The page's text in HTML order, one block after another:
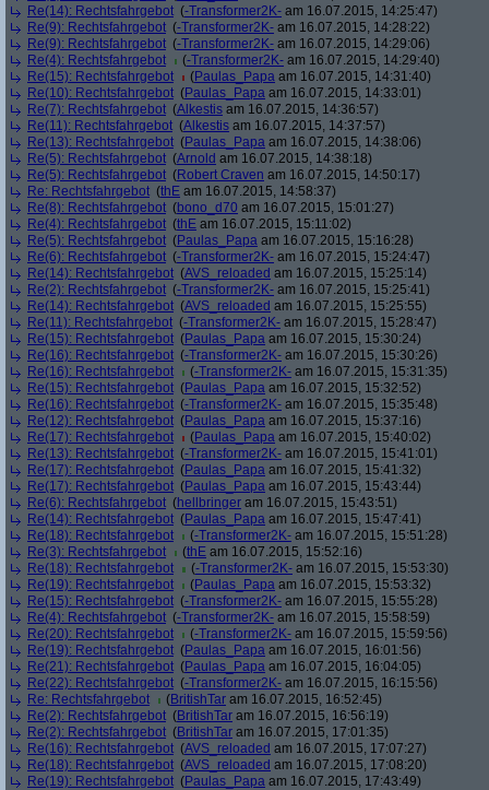
Re(14): Rechtsfahrgebot (-Transformer2K- am 16.07.2015, 14:25:47)
Re(9): Rechtsfahrgebot (-Transformer2K- am 16.07.2015, 14:28:22)
Re(9): Rechtsfahrgebot (-Transformer2K- am 16.07.2015, 14:29:06)
Re(4): Rechtsfahrgebot
(-Transformer2K- am 16.07.2015, 14:29:40)
Re(15): Rechtsfahrgebot
(Paulas_Papa am 16.07.2015, 14:31:40)
Re(10): Rechtsfahrgebot (Paulas_Papa am 16.07.2015, 14:33:01)
Re(7): Rechtsfahrgebot (Alkestis am 16.07.2015, 14:36:57)
Re(11): Rechtsfahrgebot (Alkestis am 16.07.2015, 14:37:57)
Re(13): Rechtsfahrgebot (Paulas_Papa am 16.07.2015, 14:38:06)
Re(5): Rechtsfahrgebot (Arnold am 16.07.2015, 14:38:18)
Re(5): Rechtsfahrgebot (Robert Craven am 16.07.2015, 14:50:17)
Re: Rechtsfahrgebot (thE am 16.07.2015, 14:58:37)
Re(8): Rechtsfahrgebot (bono_d70 am 16.07.2015, 15:01:27)
Re(4): Rechtsfahrgebot (thE am 16.07.2015, 15:11:02)
Re(5): Rechtsfahrgebot (Paulas_Papa am 16.07.2015, 15:16:28)
Re(6): Rechtsfahrgebot (-Transformer2K- am 16.07.2015, 15:24:47)
Re(14): Rechtsfahrgebot (AVS_reloaded am 16.07.2015, 15:25:14)
Re(2): Rechtsfahrgebot (-Transformer2K- am 16.07.2015, 15:25:41)
Re(14): Rechtsfahrgebot (AVS_reloaded am 16.07.2015, 15:25:55)
Re(11): Rechtsfahrgebot (-Transformer2K- am 16.07.2015, 15:28:47)
Re(15): Rechtsfahrgebot (Paulas_Papa am 16.07.2015, 15:30:24)
Re(16): Rechtsfahrgebot (-Transformer2K- am 16.07.2015, 15:30:26)
Re(16): Rechtsfahrgebot
(-Transformer2K- am 16.07.2015, 15:31:35)
Re(15): Rechtsfahrgebot (Paulas_Papa am 16.07.2015, 15:32:52)
Re(16): Rechtsfahrgebot (-Transformer2K- am 16.07.2015, 15:35:48)
Re(12): Rechtsfahrgebot (Paulas_Papa am 16.07.2015, 15:37:16)
Re(17): Rechtsfahrgebot
(Paulas_Papa am 16.07.2015, 15:40:02)
Re(13): Rechtsfahrgebot (-Transformer2K- am 16.07.2015, 15:41:01)
Re(17): Rechtsfahrgebot (Paulas_Papa am 16.07.2015, 15:41:32)
Re(17): Rechtsfahrgebot (Paulas_Papa am 16.07.2015, 15:43:44)
Re(6): Rechtsfahrgebot (hellbringer am 16.07.2015, 15:43:51)
Re(14): Rechtsfahrgebot (Paulas_Papa am 16.07.2015, 15:47:41)
Re(18): Rechtsfahrgebot
(-Transformer2K- am 16.07.2015, 15:51:28)
Re(3): Rechtsfahrgebot
(thE am 16.07.2015, 15:52:16)
Re(18): Rechtsfahrgebot
(-Transformer2K- am 16.07.2015, 15:53:30)
Re(19): Rechtsfahrgebot
(Paulas_Papa am 16.07.2015, 15:53:32)
Re(15): Rechtsfahrgebot (-Transformer2K- am 16.07.2015, 15:55:28)
Re(4): Rechtsfahrgebot (-Transformer2K- am 16.07.2015, 15:58:59)
Re(20): Rechtsfahrgebot
(-Transformer2K- am 16.07.2015, 15:59:56)
Re(19): Rechtsfahrgebot (Paulas_Papa am 16.07.2015, 16:01:56)
Re(21): Rechtsfahrgebot (Paulas_Papa am 16.07.2015, 16:04:05)
Re(22): Rechtsfahrgebot (-Transformer2K- am 16.07.2015, 16:15:56)
Re: Rechtsfahrgebot
(BritishTar am 16.07.2015, 16:52:45)
Re(2): Rechtsfahrgebot (BritishTar am 16.07.2015, 16:56:19)
Re(2): Rechtsfahrgebot (BritishTar am 16.07.2015, 17:01:35)
Re(16): Rechtsfahrgebot (AVS_reloaded am 16.07.2015, 17:07:27)
Re(18): Rechtsfahrgebot (AVS_reloaded am 16.07.2015, 17:08:20)
Re(19): Rechtsfahrgebot (Paulas_Papa am 16.07.2015, 17:43:49)